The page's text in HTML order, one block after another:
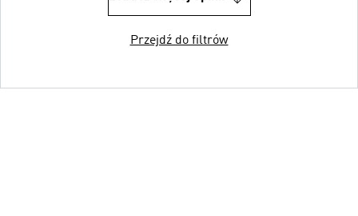
Przejdź do filtrów